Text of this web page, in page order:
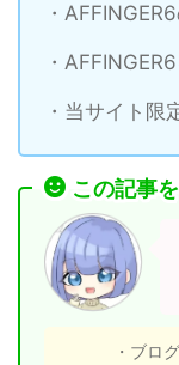
・
・
・当サイト限
この記事
・ブロ